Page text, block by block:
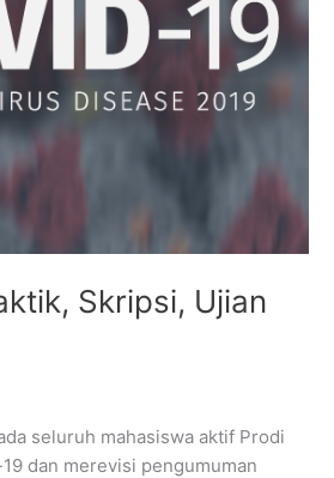
Skripsi, Ujian
seluruh mahasiswa aktif Prodi
dan merevisi pengumuman